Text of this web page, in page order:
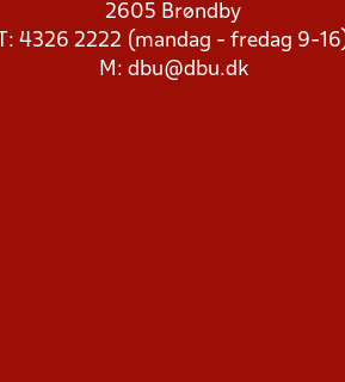
2605 Brøndby
T: 4326 2222 (mandag - fredag 9-
M: dbu@dbu.dk